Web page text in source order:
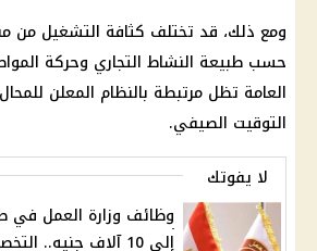
ومع ذلك، قد تختلف كثافة التشغيل من
حسب طبيعة النشاط التجاري وحركة
العامة تظل مرتبطة بالنظام المعلن
التوقيت الصيفي.
لا يفوتك
وظائف وزارة العمل في
إلى 10 آلاف جنيه..